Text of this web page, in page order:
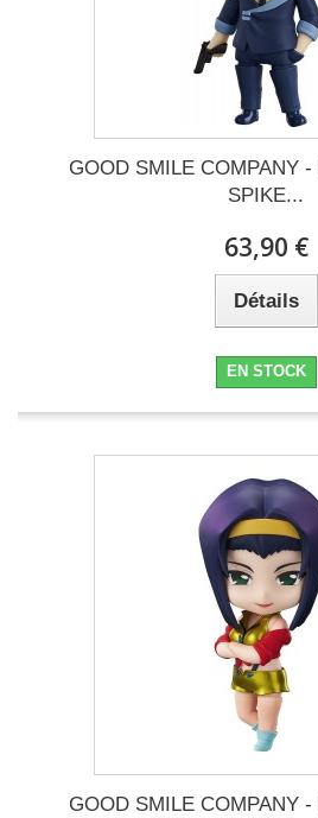
GOOD SMILE COMPANY
SPIKE...
63,90 €
Détails
EN STOCK
GOOD SMILE COMPANY